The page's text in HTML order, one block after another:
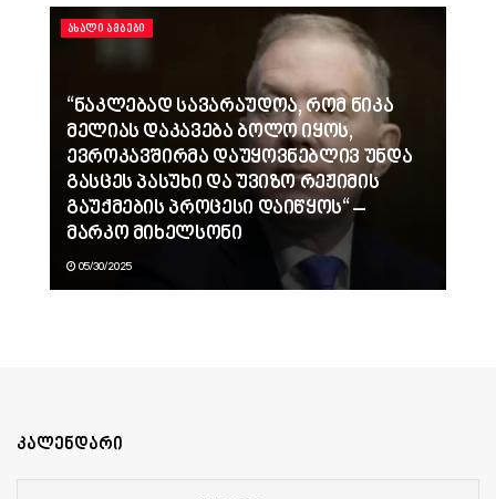
ᲐᲮᲐᲚᲘ ᲐᲛᲑᲔᲑᲘ
“ნაკლებად სავარაუდოა, რომ ნიკა
მელიას დაკავება ბოლო იყოს,
ევროკავშირმა დაუყოვნებლივ უნდა
გასცეს პასუხი და უვიზო რეჟიმის
გაუქმების პროცესი დაიწყოს“ –
მარკო მიხელსონი
05/30/2025
კალენდარი